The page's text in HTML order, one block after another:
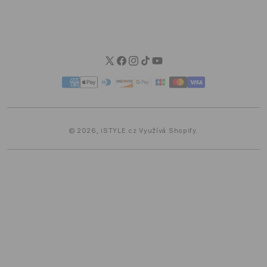
Twitter
Facebook
Instagram
TikTokYouTube
Platební
metody
© 2026, iSTYLE.cz Využívá Shopify.